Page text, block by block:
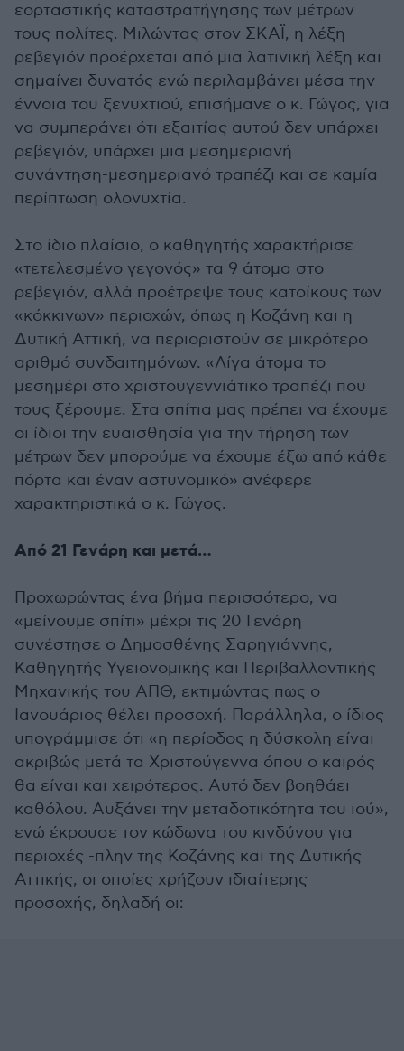
εορταστικής καταστρατήγησης των μέτρων
τους πολίτες. Μιλώντας στον ΣΚΑΪ, η λέξη
ρεβεγιόν προέρχεται από μια λατινική λέξη και
σημαίνει δυνατός ενώ περιλαμβάνει μέσα την
έννοια του ξενυχτιού, επισήμανε ο κ. Γώγος, για
να συμπεράνει ότι εξαιτίας αυτού δεν υπάρχει
ρεβεγιόν, υπάρχει μια μεσημεριανή
συνάντηση-μεσημεριανό τραπέζι και σε καμία
περίπτωση ολονυχτία.
Στο ίδιο πλαίσιο, ο καθηγητής χαρακτήρισε
«τετελεσμένο γεγονός» τα 9 άτομα στο
ρεβεγιόν, αλλά προέτρεψε τους κατοίκους των
«κόκκινων» περιοχών, όπως η Κοζάνη και η
Δυτική Αττική, να περιοριστούν σε μικρότερο
αριθμό συνδαιτημόνων. «Λίγα άτομα το
μεσημέρι στο χριστουγεννιάτικο τραπέζι που
τους ξέρουμε. Στα σπίτια μας πρέπει να έχουμε
οι ίδιοι την ευαισθησία για την τήρηση των
μέτρων δεν μπορούμε να έχουμε έξω από κάθε
πόρτα και έναν αστυνομικό» ανέφερε
χαρακτηριστικά ο κ. Γώγος.
Από 21 Γενάρη και μετά…
Προχωρώντας ένα βήμα περισσότερο, να
«μείνουμε σπίτι» μέχρι τις 20 Γενάρη
συνέστησε ο Δημοσθένης Σαρηγιάννης,
Καθηγητής Υγειονομικής και Περιβαλλοντικής
Μηχανικής του ΑΠΘ, εκτιμώντας πως ο
Ιανουάριος θέλει προσοχή. Παράλληλα, ο ίδιος
υπογράμμισε ότι «η περίοδος η δύσκολη είναι
ακριβώς μετά τα Χριστούγεννα όπου ο καιρός
θα είναι και χειρότερος. Αυτό δεν βοηθάει
καθόλου. Αυξάνει την μεταδοτικότητα του ιού»,
ενώ έκρουσε τον κώδωνα του κινδύνου για
περιοχές -πλην της Κοζάνης και της Δυτικής
Αττικής, οι οποίες χρήζουν ιδιαίτερης
προσοχής, δηλαδή οι: